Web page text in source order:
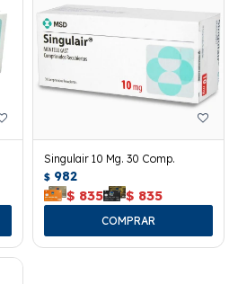
Singulair 10 Mg. 30 Comp.
$ 982
$ 835 $ 835